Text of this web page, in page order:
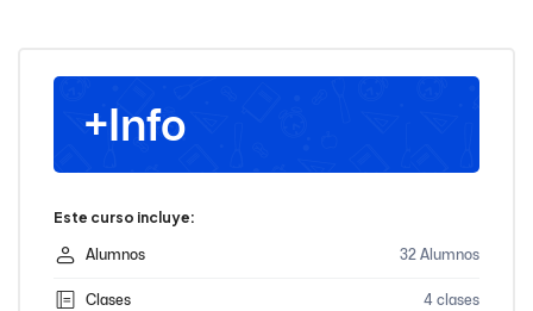
+Info
Este curso incluye:
Alumnos 32 Alumnos
Clases 4 clases